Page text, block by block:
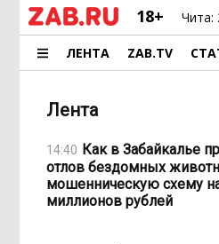
18+ Чита:
ЛЕНТА ZAB.TV
Лента
14:40 Как в Забайкалье
отлов бездомных
мошенническую схему
миллионов рублей